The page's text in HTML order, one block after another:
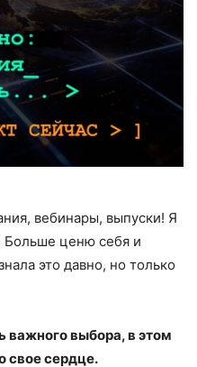
вебинары, выпуски! Я
Больше ценю себя и
это давно, но только
важного выбора, в этом
свое сердце.